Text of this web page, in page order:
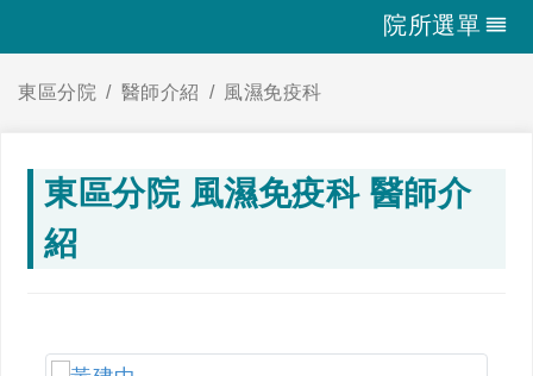
院所選單
東區分院 醫師介紹 風濕免疫科
東區分院 風濕免疫科 醫師介
紹